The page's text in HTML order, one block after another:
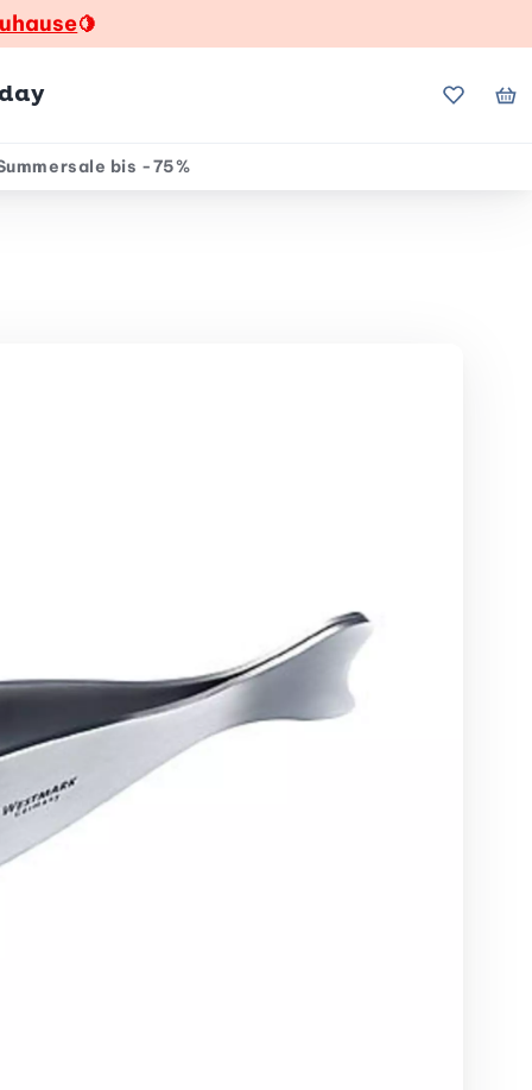
🍋
Meine
bis -75%